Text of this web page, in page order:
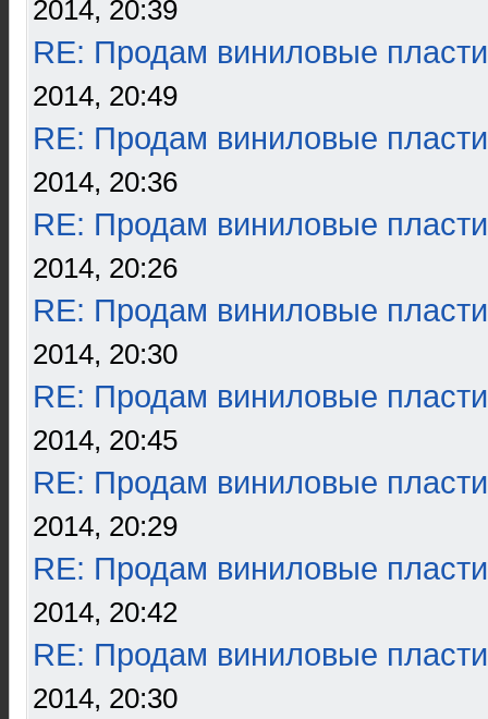
2014, 20:39
RE: Продам виниловые
2014, 20:49
RE: Продам виниловые
2014, 20:36
RE: Продам виниловые
2014, 20:26
RE: Продам виниловые
2014, 20:30
RE: Продам виниловые
2014, 20:45
RE: Продам виниловые
2014, 20:29
RE: Продам виниловые
2014, 20:42
RE: Продам виниловые
2014, 20:30